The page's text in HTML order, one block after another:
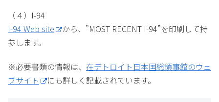
（４）I-94
I-94 Web site
から、”MOST RECENT I-94”を印刷して持
参します。
※必要書類の情報は、 在デトロイト日本国総領事館のウェ
ブサイト
にも詳しく記載されています。